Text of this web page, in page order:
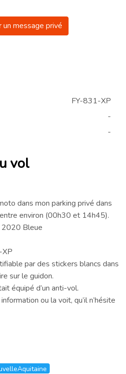
un message privé
FY-831-XP
-
-
vol
dans mon parking privé dans
environ (00h30 et 14h45).
2020 Bleue
XP
par des stickers blancs dans
sur le guidon.
équipé d’un anti-vol.
ou la voit, qu’il n’hésite